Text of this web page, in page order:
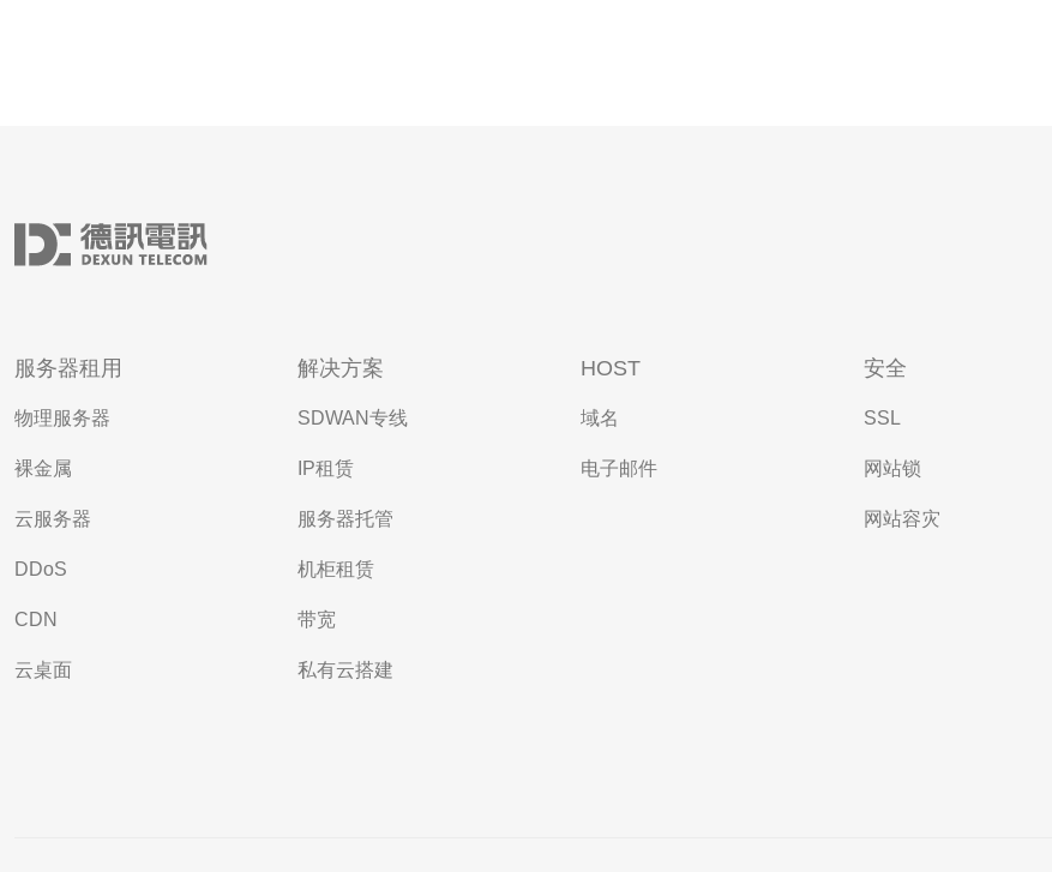
服务器租用
物理服务器
裸金属
云服务器
DDoS
CDN
云桌面
解决方案
SDWAN专线
IP租赁
服务器托管
机柜租赁
带宽
私有云搭建
HOST
域名
电子邮件
安全
SSL
网站锁
网站容灾